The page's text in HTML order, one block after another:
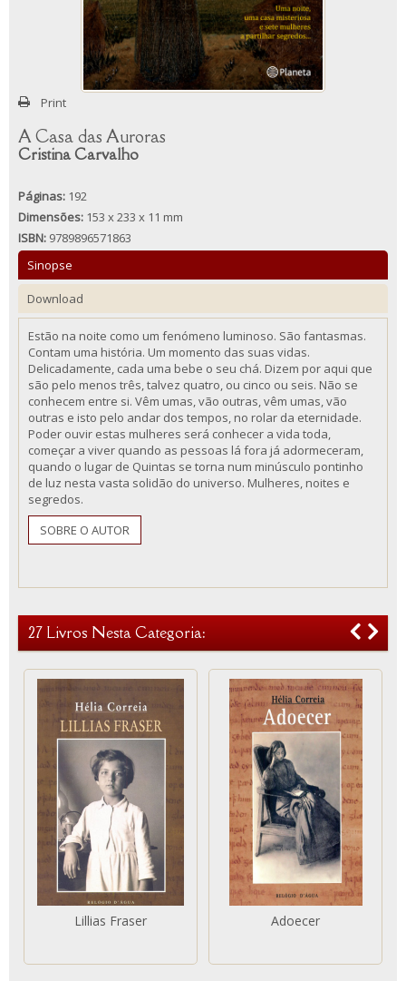
Print
A Casa das Auroras
Cristina Carvalho
Páginas: 192
Dimensões: 153 x 233 x 11 mm
ISBN: 9789896571863
Sinopse
Download
Estão na noite como um fenómeno luminoso. São fantasmas.
Contam uma história. Um momento das suas vidas.
Delicadamente, cada uma bebe o seu chá. Dizem por aqui que
são pelo menos três, talvez quatro, ou cinco ou seis. Não se
conhecem entre si. Vêm umas, vão outras, vêm umas, vão
outras e isto pelo andar dos tempos, no rolar da eternidade.
Poder ouvir estas mulheres será conhecer a vida toda,
começar a viver quando as pessoas lá fora já adormeceram,
quando o lugar de Quintas se torna num minúsculo pontinho
de luz nesta vasta solidão do universo. Mulheres, noites e
segredos.
SOBRE O AUTOR
27 Livros Nesta Categoria:
Lillias Fraser Adoecer